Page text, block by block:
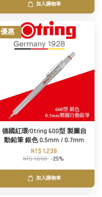
加入購物車
優惠
德國紅環rOtring 600型 製圖自
動鉛筆 銀色 0.5mm / 0.7mm
NT$ 1,238
NT$ 1,650 -25%
加入購物車